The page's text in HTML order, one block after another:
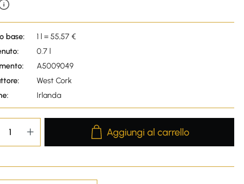
base:
1 l = 55,57 €
0.7 l
A5009049
West Cork
Irlanda
Product Quantity: Enter the desired
Aggiungi al carrello